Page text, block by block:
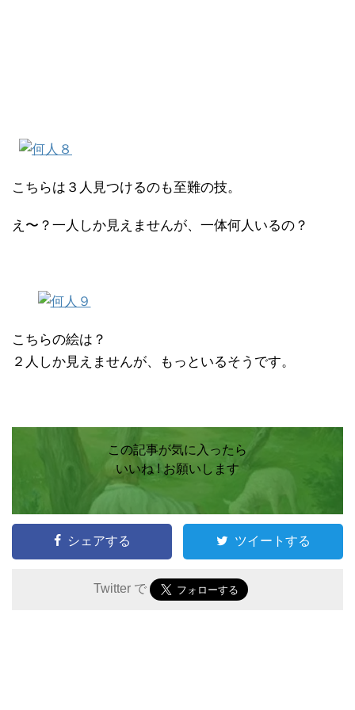
こちらは３人見つけるのも至難の技。
え〜？一人しか見えませんが、一体何人いるの？
こちらの絵は？
２人しか見えませんが、もっといるそうです。
この記事が気に入ったら
いいね ! お願いします
シェアする ツイートする
Twitter で